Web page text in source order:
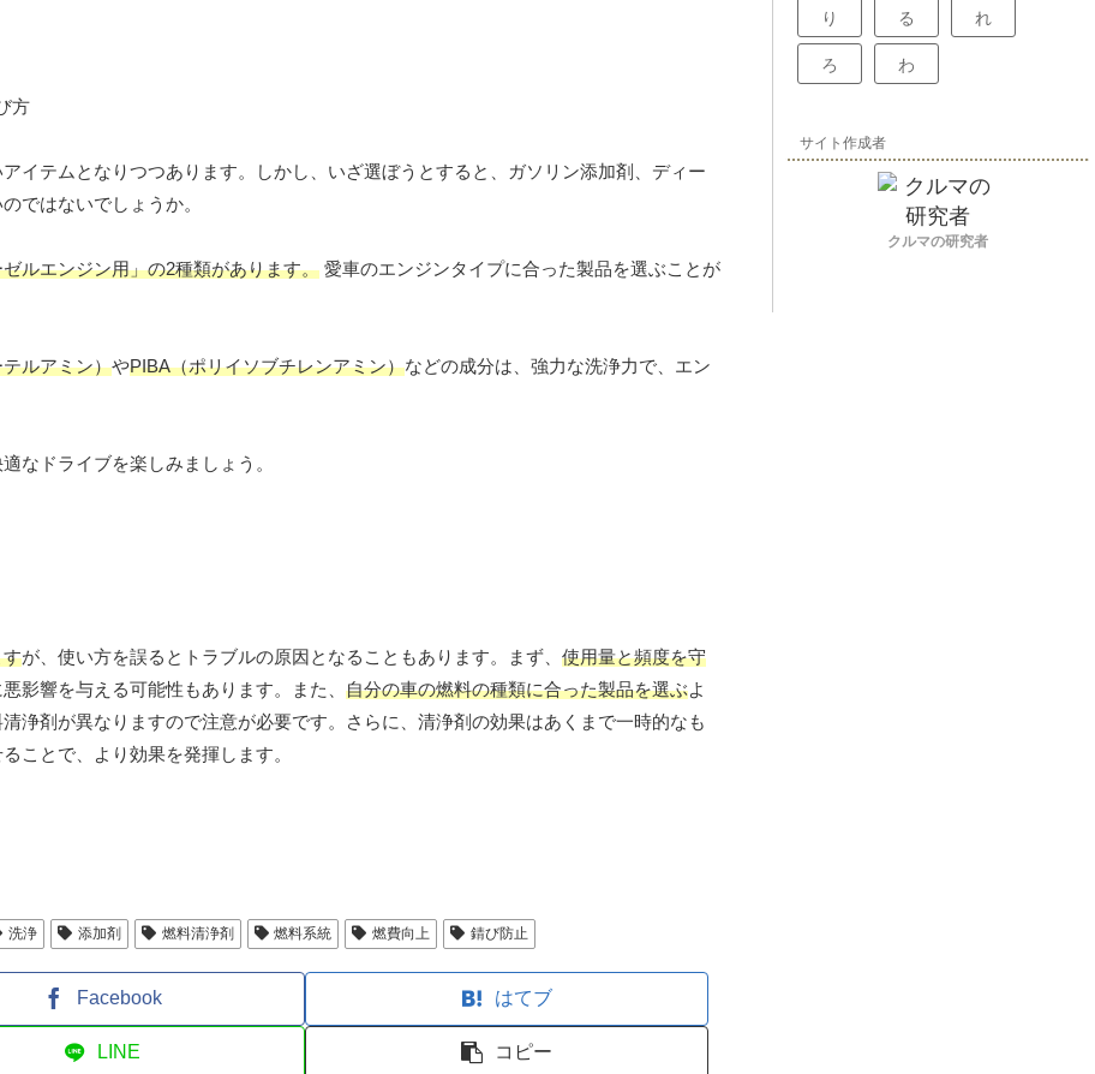
イテムとなりつつあります。しかし、いざ選ぼうとすると、ガソリン添加剤、ディー
ではないでしょうか。
ルエンジン用」の2種類があります。 愛車のエンジンタイプに合った製品を選ぶことが
ルアミン）やPIBA（ポリイソブチレンアミン）などの成分は、強力な洗浄力で、エン
なドライブを楽しみましょう。
すが、使い方を誤るとトラブルの原因となることもあります。まず、 使用量と頻度を守
影響を与える可能性もあります。また、 自分の車の燃料の種類に合った製品を選ぶよ
浄剤が異なりますので注意が必要です。さらに、清浄剤の効果はあくまで一時的なも
ことで、より効果を発揮します。
洗浄 添加剤 燃料清浄剤 燃料系統 燃費向上 錆び防止
Facebook はてブ
LINE コピー
り る れ
ろ わ
サイト作成者
クルマの研究者